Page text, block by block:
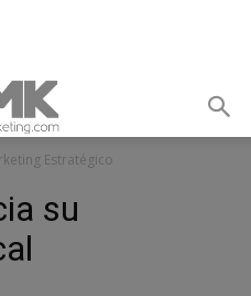
Estratégico
su